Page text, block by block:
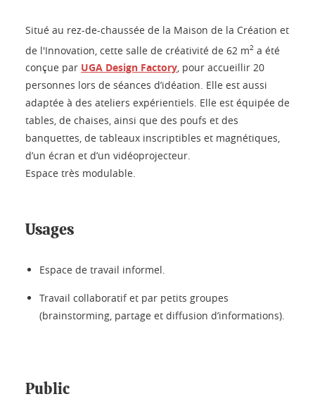
Situé au rez-de-chaussée de la Maison de la Création et
de l'Innovation, cette salle de créativité de 62 m2 a été
conçue par UGA Design Factory, pour accueillir 20
personnes lors de séances d’idéation. Elle est aussi
adaptée à des ateliers expérientiels. Elle est équipée de
tables, de chaises, ainsi que des poufs et des
banquettes, de tableaux inscriptibles et magnétiques,
d’un écran et d’un vidéoprojecteur.
Espace très modulable.
Usages
Espace de travail informel.
Travail collaboratif et par petits groupes
(brainstorming, partage et diffusion d’informations).
Public